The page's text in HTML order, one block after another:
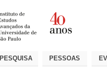
PESQUISA PESSOAS